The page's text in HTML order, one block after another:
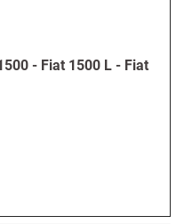
- Fiat 1500 L - Fiat